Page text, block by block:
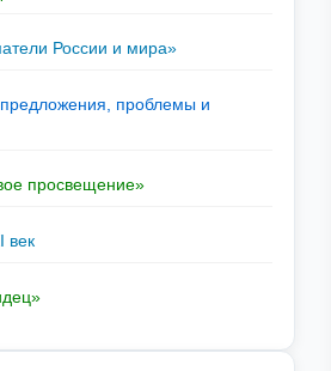
России и мира»
проблемы и
просвещение»
век